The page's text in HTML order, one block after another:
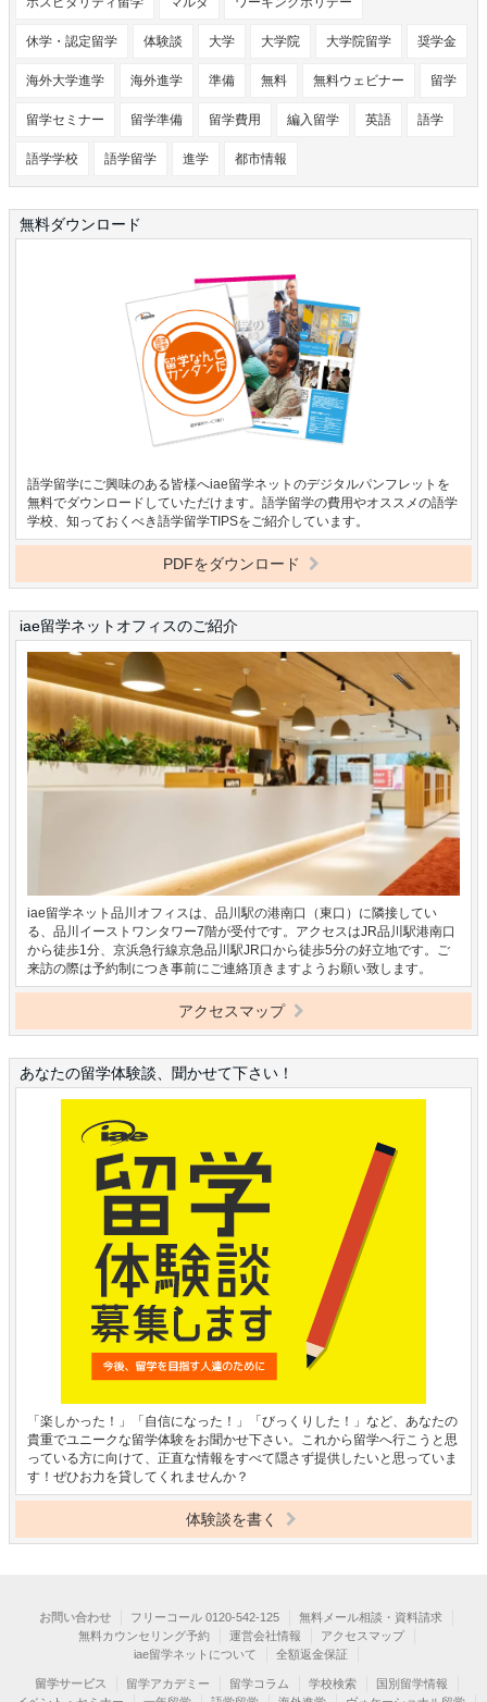
休学・認定留学 体験談 大学 大学院 大学院留学 奨学金
海外大学進学 海外進学 準備 無料 無料ウェビナー 留学
留学セミナー 留学準備 留学費用 編入留学 英語 語学
語学学校 語学留学 進学 都市情報
無料ダウンロード
語学留学にご興味のある皆様へiae留学ネットのデジタルパンフレットを
無料でダウンロードしていただけます。語学留学の費用やオススメの語学
学校、知っておくべき語学留学TIPSをご紹介しています。
PDFをダウンロード
iae留学ネットオフィスのご紹介
iae留学ネット品川オフィスは、品川駅の港南口（東口）に隣接してい
る、品川イーストワンタワー7階が受付です。アクセスはJR品川駅港南口
から徒歩1分、京浜急行線京急品川駅JR口から徒歩5分の好立地です。ご
来訪の際は予約制につき事前にご連絡頂きますようお願い致します。
アクセスマップ
あなたの留学体験談、聞かせて下さい！
「楽しかった！」「自信になった！」「びっくりした！」など、あなたの
貴重でユニークな留学体験をお聞かせ下さい。これから留学へ行こうと思
っている方に向けて、正直な情報をすべて隠さず提供したいと思っていま
す！ぜひお力を貸してくれませんか？
体験談を書く
お問い合わせ フリーコール 0120-542-125
無料メール相談・資料請求
無料カウンセリング予約
運営会社情報
アクセスマップ
iae留学ネットについて
全額返金保証
留学サービス 留学アカデミー 留学コラム 学校検索
国別留学情報